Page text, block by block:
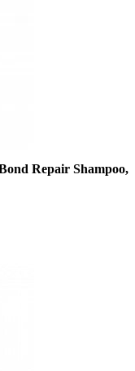
Repair Shampoo,